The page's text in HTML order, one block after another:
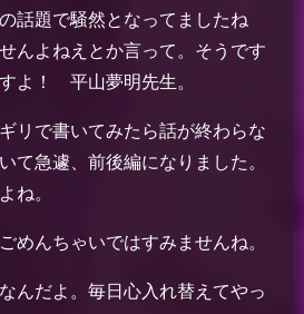
話題で騒然となってましたね
んよねえとか言って。そうです
よ！ 平山夢明先生。
リで書いてみたら話が終わらな
て急遽、前後編になりました。
ね。
んちゃいではすみませんね。
んだよ。毎日心入れ替えてやっ